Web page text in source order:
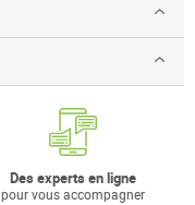
Des experts en ligne
pour vous accompagner